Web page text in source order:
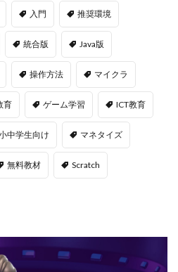
入門 推奨環境
統合版 Java版
操作方法 マイクラ
育 ゲーム学習 ICT教育
中学生向け マネタイズ
無料教材 Scratch